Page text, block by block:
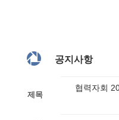
 공지사항
제목
협력자회